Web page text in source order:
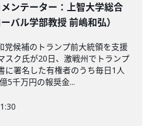
ンテーター：上智大学総合
バル学部教授 前嶋和弘）
党候補のトランプ前大統領を支援
スク氏が20日、激戦州でトランプ
に署名した有権者のうち毎日1人
5千万円の報奨金...